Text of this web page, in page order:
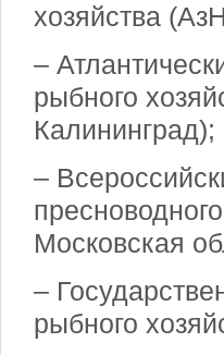
хозяйства
–
рыбного
Калининград);
–
Московская
–
рыбного